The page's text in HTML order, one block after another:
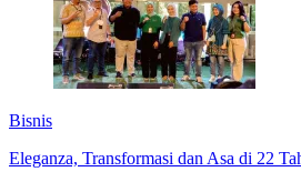
Bisnis
Eleganza, Transformasi dan Asa di 22